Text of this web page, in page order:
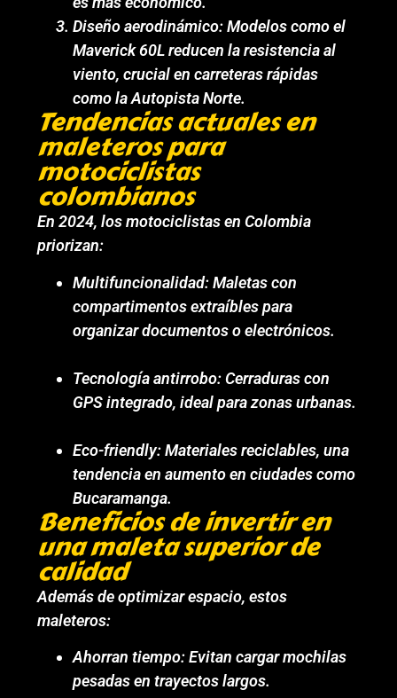
Diseño aerodinámico: Modelos como el
Maverick 60L reducen la resistencia al
viento, crucial en carreteras rápidas
como la Autopista Norte.
Tendencias actuales en
maleteros para
motociclistas
colombianos
En 2024, los motociclistas en Colombia
priorizan:
Multifuncionalidad: Maletas con
compartimentos extraíbles para
organizar documentos o electrónicos.
Tecnología antirrobo: Cerraduras con
GPS integrado, ideal para zonas urbanas.
Eco-friendly: Materiales reciclables, una
tendencia en aumento en ciudades como
Bucaramanga.
Beneficios de invertir en
una maleta superior de
calidad
Además de optimizar espacio, estos
maleteros:
Ahorran tiempo: Evitan cargar mochilas
pesadas en trayectos largos.